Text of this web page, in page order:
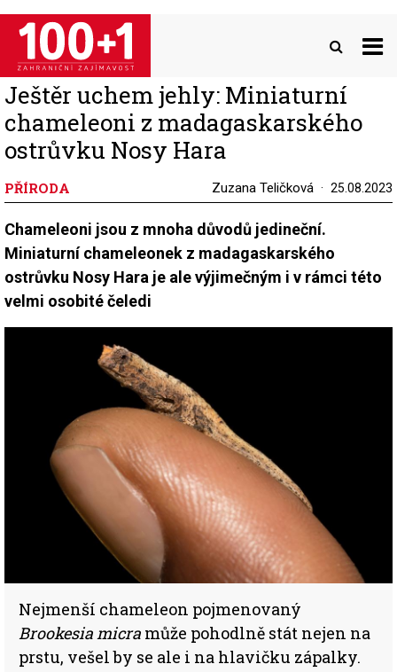
Přejít
hlavnímu
obsahu
Ještěr uchem jehly: Miniaturní
chameleoni z madagaskarského
ostrůvku Nosy Hara
PŘÍRODA Zuzana Teličková 25.08.2023
Chameleoni jsou z mnoha důvodů jedineční.
Miniaturní chameleonek z madagaskarského
ostrůvku Nosy Hara je ale výjimečným i v rámci této
velmi osobité čeledi
Nejmenší chameleon pojmenovaný
Brookesia micra může pohodlně stát nejen na
prstu, vešel by se ale i na hlavičku zápalky.